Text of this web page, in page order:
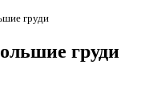
груди
груди